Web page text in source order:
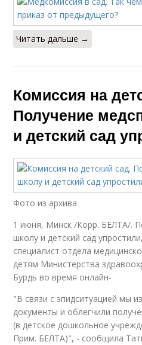
Читать дальше →
Комиссия на
Получение
и детский сад
Фото из архива
1 июня, Минск /Корр. БЕЛТА/.
школу и детский сад
специалист отдела
детям Министерства
Бурдь во время онлайн-
"В связи с эпидситуацией мы
документы и облегчили
(в детское дошкольное
Прим. БЕЛТА)", - сообщила